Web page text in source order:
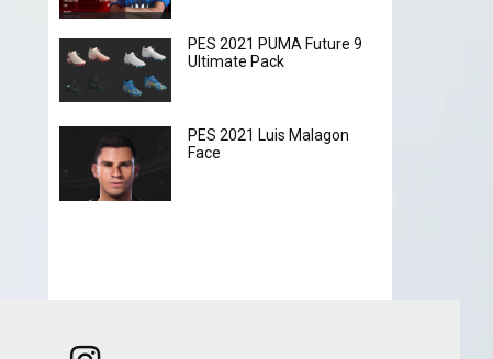
PES 2021 PUMA Future 9
Ultimate Pack
PES 2021 Luis Malagon
Face